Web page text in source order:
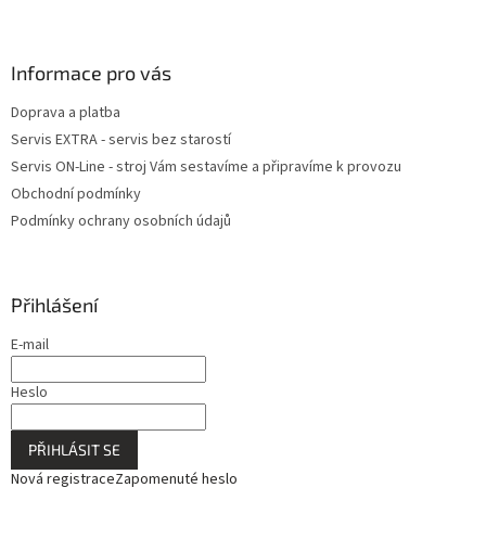
Informace pro vás
Doprava a platba
Servis EXTRA - servis bez starostí
Servis ON-Line - stroj Vám sestavíme a připravíme k provozu
Obchodní podmínky
Podmínky ochrany osobních údajů
Přihlášení
E-mail
Heslo
PŘIHLÁSIT SE
Nová registraceZapomenuté heslo